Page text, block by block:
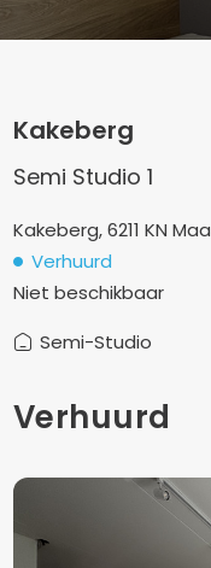
Kakeberg
Semi Studio 1
Kakeberg, 6211 KN
Verhuurd
Niet beschikbaar
Semi-Studio
Verhuurd